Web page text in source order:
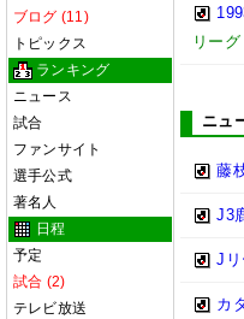
ブログ (11)
トピックス
ランキング
ニュース
試合
ファンサイト
選手公式
著名人
日程
予定
試合 (2)
テレビ放送
リーグ
ニュ
藤
J3
Jリ
カ